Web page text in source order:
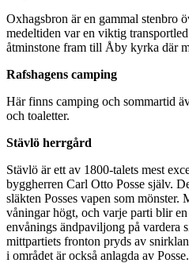
Oxhagsbron är en gammal stenbro
medeltiden var en viktig
åtminstone fram till Åby kyrka där
Rafshagens camping
Här finns camping och sommartid
och toaletter.
Stävlö herrgård
Stävlö är ett av 1800-talets mest
byggherren Carl Otto Posse själv.
släkten Posses vapen som mönster.
våningar högt, och varje parti blir
envånings ändpaviljong på vardera
mittpartiets fronton pryds av
i området är också anlagda av Posse.